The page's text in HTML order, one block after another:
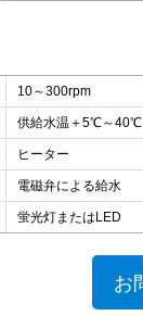
10～300rpm
供給水温＋5℃～40℃
ヒーター
電磁弁による給水
蛍光灯またはLED